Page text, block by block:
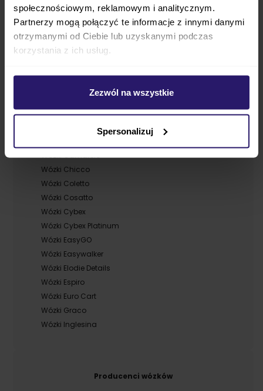
społecznościowym, reklamowym i analitycznym.
Partnerzy mogą połączyć te informacje z innymi danymi
otrzymanymi od Ciebie lub uzyskanymi podczas
korzystania z ich usług.
Zezwól na wszystkie
Spersonalizuj
Producenci wózków
Wózki Adamex
Wózki Baby Jogger
Wózki Bebetto
Wózki Camarelo
Wózki Chicco
Wózki Coletto
Wózki Cosatto
Wózki Cybex
Wózki Cybex Platinum
Wózki EasyGO
Wózki Easywalker
Wózki Elodie Details
Wózki Espiro
Wózki Euro Cart
Wózki Graco
Wózki Inglesina
Producenci wózków